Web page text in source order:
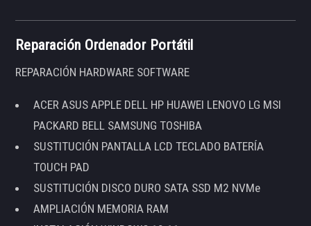
Reparación Ordenador Portátil
REPARACIÓN HARDWARE SOFTWARE
ACER ASUS APPLE DELL HP HUAWEI LENOVO LG MSI
PACKARD BELL SAMSUNG TOSHIBA
SUSTITUCIÓN PANTALLA LCD TECLADO BATERÍA
TOUCH PAD
SUSTITUCIÓN DISCO DURO SATA SSD M2 NVMe
AMPLIACIÓN MEMORIA RAM